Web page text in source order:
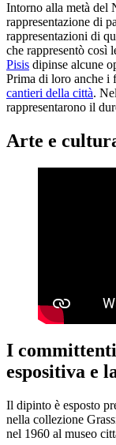
Intorno alla metà del
rappresentazione di
rappresentazioni di
che rappresentò così
Pisis dipinse alcune
Prima di loro anche i
cantieri della città.
rappresentarono il
Arte e
I
espositiva e
Il dipinto è esposto
nella collezione
nel 1960 al museo